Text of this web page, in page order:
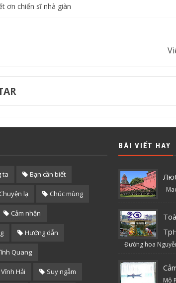
ơn chiến sĩ nhà giàn
ta Bạn cần biết
Chuyện lạ Chúc mùng
Cảm nhận
Hướng dẫn
Quang
Hải Suy ngẫm
BÀI VIẾT HAY
Đường hoa
Mô